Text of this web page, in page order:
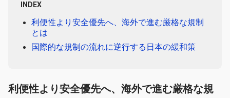
INDEX
利便性より安全優先へ、海外で進む厳格な規制
とは
国際的な規制の流れに逆行する日本の緩和策
利便性より安全優先へ、海外で進む厳格な規